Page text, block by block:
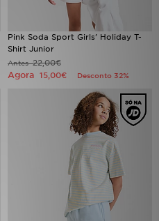
Pink Soda Sport Girls' Holiday T-
Shirt Junior
Antes22,00€
Agora 15,00€ Desconto 32%